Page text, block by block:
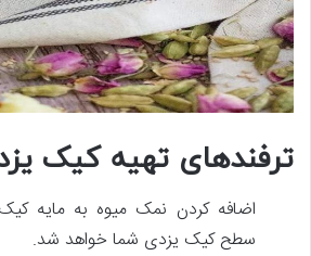
ترفندهای تهیه کیک
اضافه کردن نمک میوه به مایه
سطح کیک یزدی شما خواهد شد.